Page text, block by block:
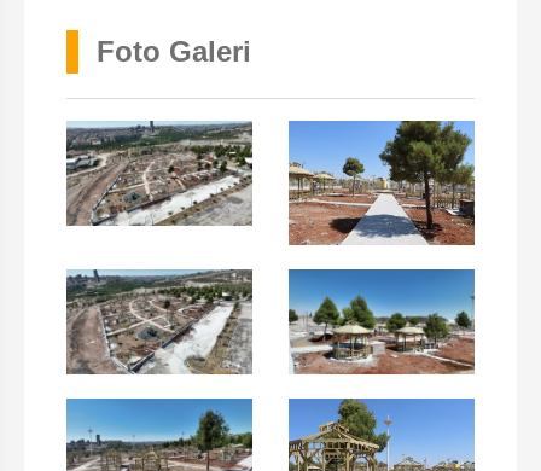
Foto Galeri